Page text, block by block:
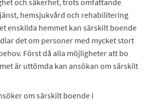
och säkerhet, trots omfattande
hemsjukvård och rehabilitering
enskilda hemmet kan särskilt boende
det om personer med mycket stort
Först då alla möjligheter att bo
är uttömda kan ansökan om särskilt
om särskilt boende i